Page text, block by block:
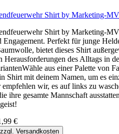
Shirt by Marketing-MV
Shirt by Marketing-
Engagement. Perfekt für junge
bietet dieses Shirt
des Alltags in
aus einer Palette von
Shirt mit deinem Namen, um es
empfehlen wir, es auf links zu
ihre gesamte Mannschaft
€
Versandkosten